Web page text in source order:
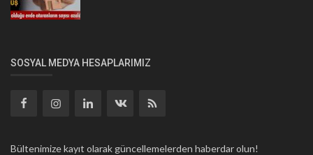
SOSYAL MEDYA HESAPLARIMIZ
Bültenimize kayıt olarak güncellemelerden haberdar olun!